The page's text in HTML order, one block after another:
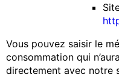
Vous pouvez saisir le
consommation qui
directement avec notre